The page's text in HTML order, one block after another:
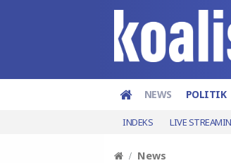
NEWS POLITIK
INDEKS LIVE
News